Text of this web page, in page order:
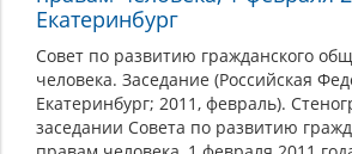
Екатеринбург
Совет по развитию гражданского
человека. Заседание (Российская
Екатеринбург; 2011, февраль).
заседании Совета по развитию